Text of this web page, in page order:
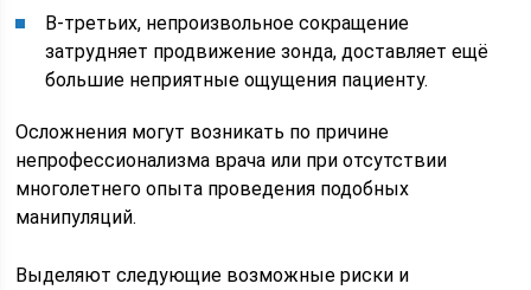
В-третьих, непроизвольное сокращение
затрудняет продвижение зонда, доставляет ещё
большие неприятные ощущения пациенту.
Осложнения могут возникать по причине
непрофессионализма врача или при отсутствии
многолетнего опыта проведения подобных
манипуляций.
Выделяют следующие возможные риски и